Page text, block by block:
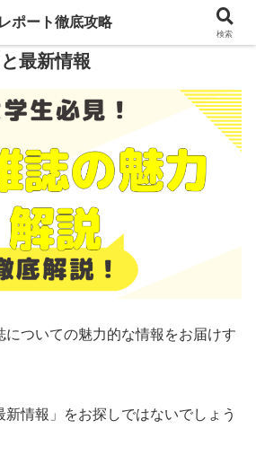
最新情報
についての魅力的な情報をお届けす
新情報」をお探しではないでしょう
レポート徹底攻略
検索